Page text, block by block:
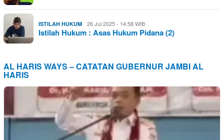
ISTILAH HUKUM 26 Jul 2025 - 14:58 WIB
Istilah Hukum : Asas Hukum Pidana (2)
AL HARIS WAYS – CATATAN GUBERNUR JAMBI AL
HARIS